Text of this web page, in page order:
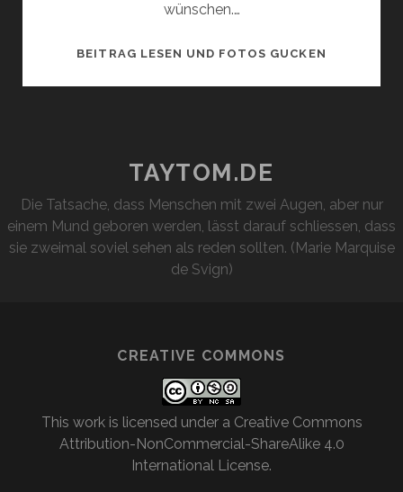
wünschen.…
BEITRAG LESEN UND FOTOS GUCKEN
TAYTOM.DE
Die Tatsache, dass Menschen mit zwei Augen, aber nur
einem Mund geboren werden, lässt darauf schliessen, dass
sie zweimal soviel sehen als reden sollten. (Marie Marquise
de Svign)
CREATIVE COMMONS
This work is licensed under a Creative Commons
Attribution-NonCommercial-ShareAlike 4.0
International License.